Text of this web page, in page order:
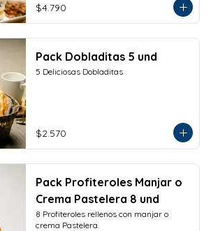
$4.790
Pack Dobladitas 5 und
5 Deliciosas Dobladitas
$2.570
Pack Profiteroles Manjar o
Crema Pastelera 8 und
8 Profiteroles rellenos con manjar o
crema Pastelera.